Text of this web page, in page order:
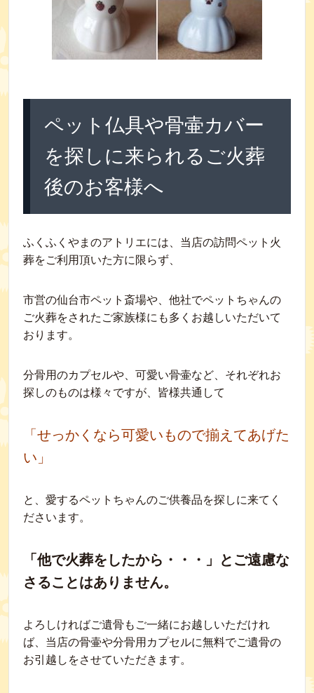
ペット仏具や骨壷カバー
を探しに来られるご火葬
後のお客様へ
ふくふくやまのアトリエには、当店の訪問ペット火
葬をご利用頂いた方に限らず、
市営の仙台市ペット斎場や、他社でペットちゃんの
ご火葬をされたご家族様にも多くお越しいただいて
おります。
分骨用のカプセルや、可愛い骨壷など、それぞれお
探しのものは様々ですが、皆様共通して
「せっかくなら可愛いもので揃えてあげた
い」
と、愛するペットちゃんのご供養品を探しに来てく
ださいます。
「他で火葬をしたから・・・」とご遠慮な
さることはありません。
よろしければご遺骨もご一緒にお越しいただけれ
ば、当店の骨壷や分骨用カプセルに無料でご遺骨の
お引越しをさせていただきます。